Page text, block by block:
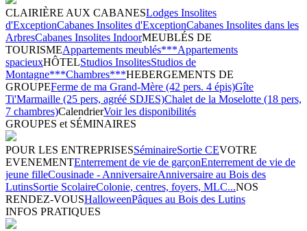
CLAIRIÈRE AUX CABANESLodges Insolites
d'ExceptionCabanes Insolites d'ExceptionCabanes Insolites dans les
ArbresCabanes Insolites IndoorMEUBLÉS DE
TOURISMEAppartements meublés***Appartements
spacieuxHÔTELStudios InsolitesStudios de
Montagne***Chambres***HEBERGEMENTS DE
GROUPEFerme de ma Grand-Mère (42 pers. 4 épis)Gîte
Ti'Marmaille (25 pers, agréé SDJES)Chalet de la Moselotte (18 pers,
7 chambres)CalendrierVoir les disponibilités
GROUPES et SÉMINAIRES
POUR LES ENTREPRISESSéminaireSortie CEVOTRE
EVENEMENTEnterrement de vie de garçonEnterrement de vie de
jeune filleCousinade - AnniversaireAnniversaire au Bois des
LutinsSortie ScolaireColonie, centres, foyers, MLC...NOS
RENDEZ-VOUSHalloweenPâques au Bois des Lutins
INFOS PRATIQUES